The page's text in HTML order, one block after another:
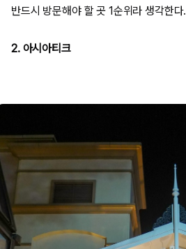
반드시 방문해야 할 곳 1순위라 생각한다.
2. 아시아티크